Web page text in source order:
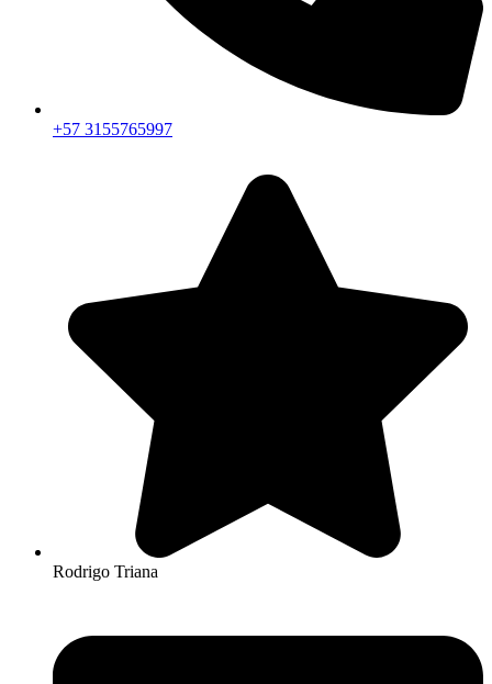
+57 3155765997
Rodrigo Triana